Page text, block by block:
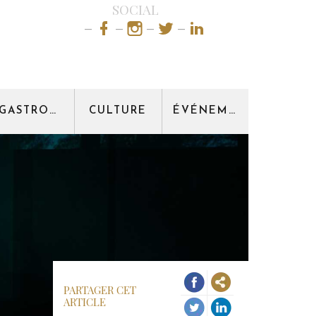
SOCIAL
GASTRONOMIE CULTURE ÉVÉNEMENT
PARTAGER CET
ARTICLE